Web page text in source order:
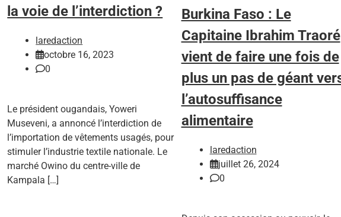
la voie de l’interdiction ?
laredaction
octobre 16, 2023
0
Le président ougandais, Yoweri
Museveni, a annoncé l’interdiction de
l’importation de vêtements usagés, pour
stimuler l’industrie textile nationale. Le
marché Owino du centre-ville de
Kampala […]
Burkina Faso : Le
Capitaine Ibrahim Traoré
vient de faire une fois de
plus un pas de géant
l’autosuffisance
alimentaire
laredaction
juillet 26, 2024
0